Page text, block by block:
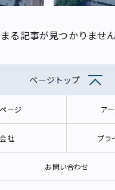
る記事が見つかりません
ページトップ
ージ ア
社 プラ
お問い合わせ